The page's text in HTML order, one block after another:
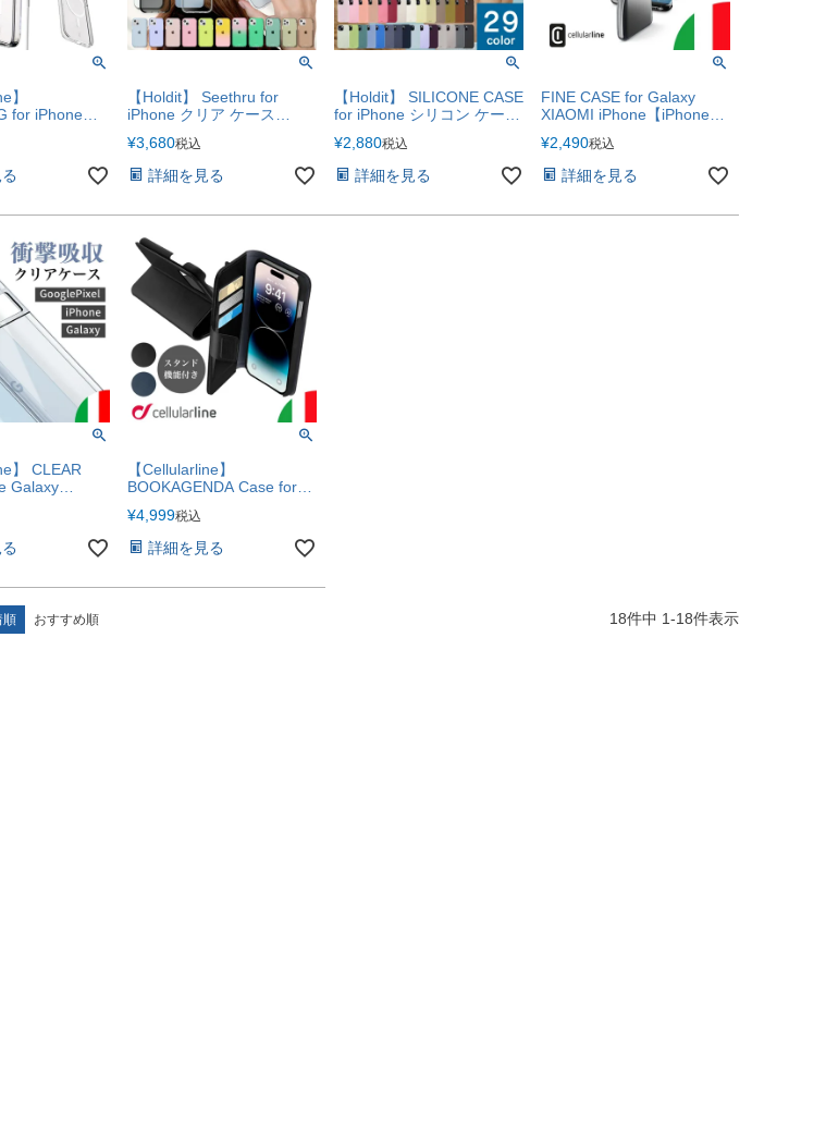
】
for iPhone
【Holdit】 Seethru for
iPhone クリア ケース
対応】
¥3,680税込
詳細を見る
【Holdit】 SILICONE CASE
for iPhone シリコン ケース
iPhone17Pro iPhoneAir
iPhone17ProMax
【iPhone17e・17シリーズ
¥2,880税込
詳細を見る
FINE CASE for Galaxy
XIAOMI iPhone【iPhone17
¥2,490税込
詳細を見る
】 CLEAR
Galaxy
・17シリーズ
【Cellularline】
BOOKAGENDA Case for
iPhone17e iPhone17
iPhone17Pro iPhoneAir
iPhone17ProMax
追加！】
¥4,999税込
詳細を見る
順 おすすめ順 18件中 1-18件表示